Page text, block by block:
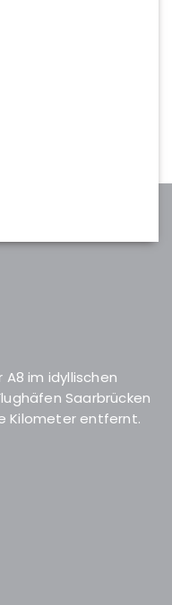
A8 im idyllischen
Saarbrücken
Kilometer entfernt.